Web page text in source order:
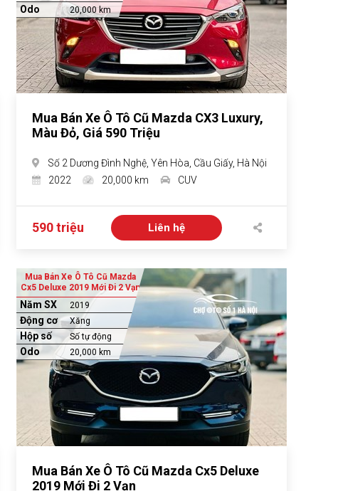
Odo 20,000 km
Mua Bán Xe Ô Tô Cũ Mazda CX3 Luxury,
Màu Đỏ, Giá 590 Triệu
Số 2 Dương Đình Nghệ, Yên Hòa, Cầu Giấy, Hà Nội
2022
20,000 km CUV
590 triệu Liên hệ
Mua Bán Xe Ô Tô Cũ Mazda
Cx5 Deluxe 2019 Mới Đi 2 Vạn
Năm SX 2019
Động cơ Xăng
Hộp số Số tự động
Odo 20,000 km
Mua Bán Xe Ô Tô Cũ Mazda Cx5 Deluxe
2019 Mới Đi 2 Vạn